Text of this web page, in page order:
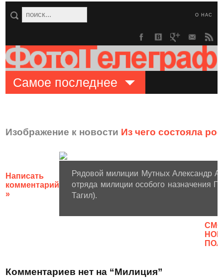
О НАС
Самое последнее
Изображение к новости Из чего состояла
Написать
комментарий
»
Рядовой милиции Мутных Александр
отряда милиции особого назначения
Тагил).
Комментариев нет на “Милиция”